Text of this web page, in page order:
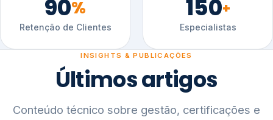
90%
Retenção de Clientes
150+
Especialistas
INSIGHTS & PUBLICAÇÕES
Últimos artigos
Conteúdo técnico sobre gestão, certificações e